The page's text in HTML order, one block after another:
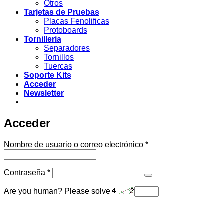
Otros
Tarjetas de Pruebas
Placas Fenolificas
Protoboards
Tornilleria
Separadores
Tornillos
Tuercas
Soporte Kits
Acceder
Newsletter
Acceder
Nombre de usuario o correo electrónico *Obligatorio
Contraseña *Obligatorio
Are you human? Please solve: